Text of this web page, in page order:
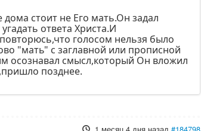
дома стоит не Его мать.Он задал
ответа Христа.И
голосом нельзя было
"мать" с заглавной или прописной
осознавал смысл,который Он вложил
позднее.
1 месяц 4 дня назад #184798